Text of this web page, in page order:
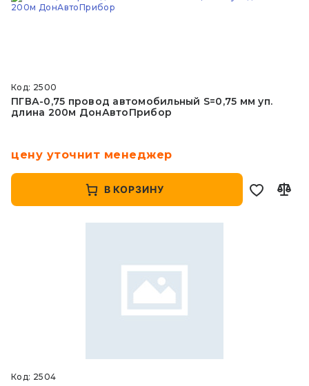
Код: 2500
ПГВА-0,75 провод автомобильный S=0,75 мм уп.
длина 200м ДонАвтоПрибор
цену уточнит менеджер
В КОРЗИНУ
Код: 2504